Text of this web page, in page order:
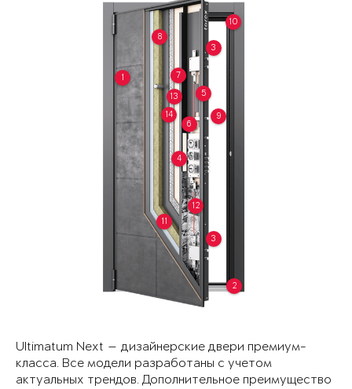
1
2
3
3
4
5
6
7
8
9
10
11
12
13
14
Ultimatum Next — дизайнерские двери премиум-
класса. Все модели разработаны с учетом
актуальных трендов. Дополнительное преимущество